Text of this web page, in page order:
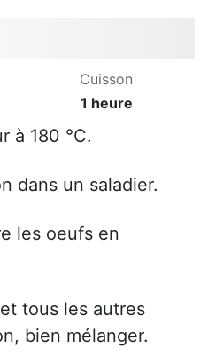
Cuisson
1 heure
à 180 °C.
dans un saladier.
les oeufs en
tous les autres
bien mélanger.